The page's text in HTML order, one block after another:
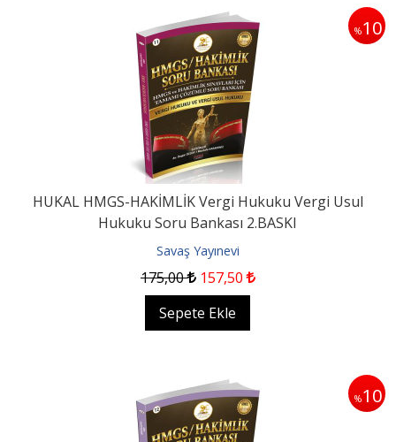
%10
HUKAL HMGS-HAKİMLİK Vergi Hukuku Vergi Usul
Hukuku Soru Bankası 2.BASKI
Savaş Yayınevi
175,00 157,50
Sepete Ekle
%10